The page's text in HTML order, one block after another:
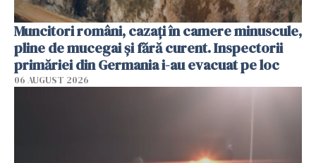
Muncitori români, cazați în camere minuscule,
pline de mucegai și fără curent. Inspectorii
primăriei din Germania i-au evacuat pe loc
06 AUGUST 2026